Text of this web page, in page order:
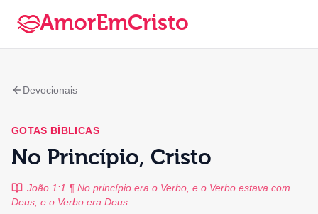
AmorEmCristo
Devocionais
GOTAS BÍBLICAS
No Princípio, Cristo
João 1:1 ¶ No princípio era o Verbo, e o Verbo estava com
Deus, e o Verbo era Deus.